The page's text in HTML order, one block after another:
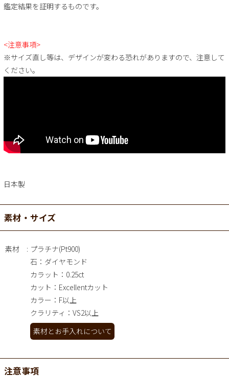
鑑定結果を証明するものです。
<注意事項>
※サイズ直し等は、デザインが変わる恐れがありますので、注意して
ください。
日本製
素材・サイズ
素材
プラチナ(Pt900)
石：ダイヤモンド
カラット：0.25ct
カット：Excellentカット
カラー：F以上
クラリティ：VS2以上
素材とお手入れについて
注意事項